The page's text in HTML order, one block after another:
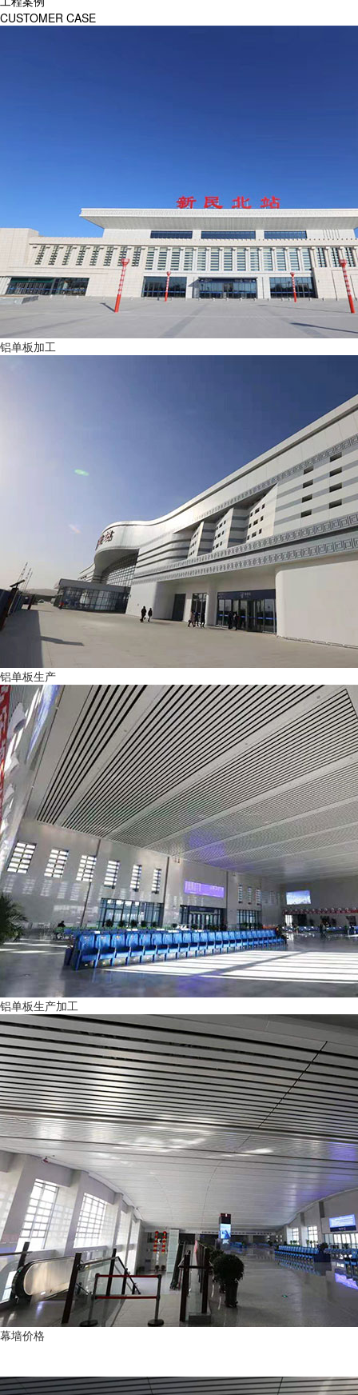
CUSTOMER CASE
铝单板加工
铝单板生产
铝单板生产加工
幕墙价格